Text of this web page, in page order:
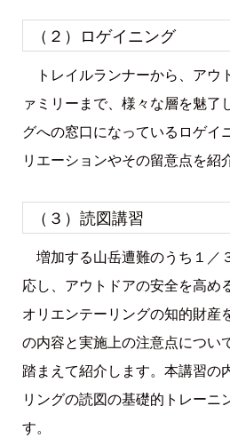
（２）ロゲイニング
トレイルランナーから、アウ
ァミリーまで、様々な層を魅了
グへの窓口になっているロゲイ
リエーションやその留意点を紹
（３）読図講習
増加する山岳遭難のうち１／
応し、アウトドアの安全を高め
オリエンテーリングの知的財産
の内容と実施上の注意点につい
踏まえて紹介します。本講習の
リングの読図の基礎的トレーニ
す。